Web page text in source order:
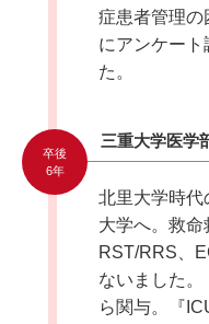
症患者管理の
にアンケート
た。
卒後
6年
三重大学医学
北里大学時代
大学へ。救命
RST/RRS、
ないました
ら関与。『